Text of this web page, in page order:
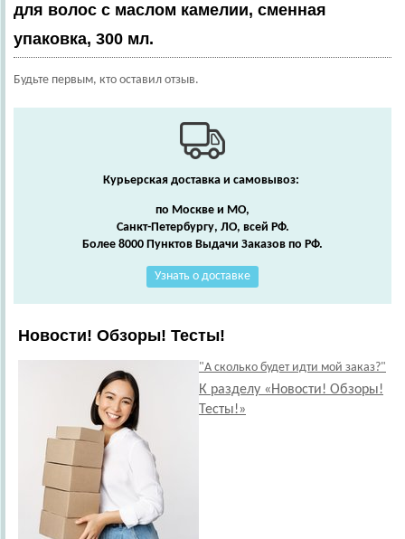
для волос с маслом камелии, сменная
упаковка, 300 мл.
Будьте первым, кто оставил отзыв.
Курьерская доставка и самовывоз:
по Москве и МО,
Санкт-Петербургу, ЛО, всей РФ.
Более 8000 Пунктов Выдачи Заказов по РФ.
Узнать о доставке
Новости! Обзоры! Тесты!
"А сколько будет идти мой заказ?"
К разделу «Новости! Обзоры!
Тесты!»